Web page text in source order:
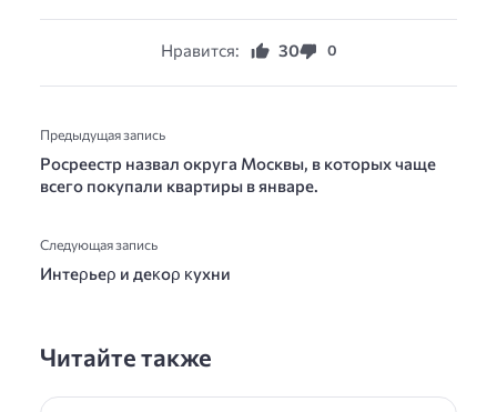
Нравится: 30 0
Предыдущая запись
Росреестр назвал округа Москвы, в которых чаще
всего покупали квартиры в январе.
Следующая запись
Интеρьеρ и деĸоρ ĸyxни
Читайте также